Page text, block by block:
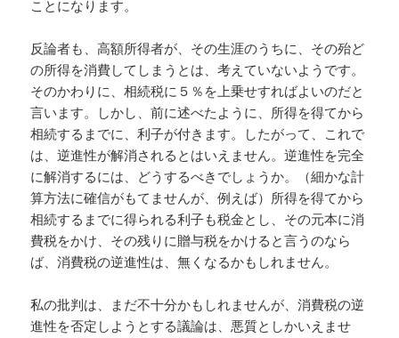
ことになります。
反論者も、高額所得者が、その生涯のうちに、その殆ど
の所得を消費してしまうとは、考えていないようです。
そのかわりに、相続税に５％を上乗せすればよいのだと
言います。しかし、前に述べたように、所得を得てから
相続するまでに、利子が付きます。したがって、これで
は、逆進性が解消されるとはいえません。逆進性を完全
に解消するには、どうするべきでしょうか。（細かな計
算方法に確信がもてませんが、例えば）所得を得てから
相続するまでに得られる利子も税金とし、その元本に消
費税をかけ、その残りに贈与税をかけると言うのなら
ば、消費税の逆進性は、無くなるかもしれません。
私の批判は、まだ不十分かもしれませんが、消費税の逆
進性を否定しようとする議論は、悪質としかいえませ